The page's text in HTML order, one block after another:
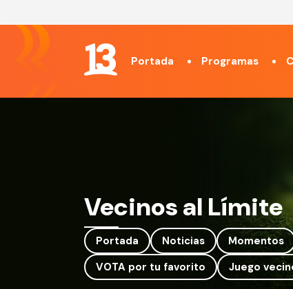
Portada Programas
Vecinos al Límite
Portada Noticias Momentos
VOTA por tu favorito
Juego